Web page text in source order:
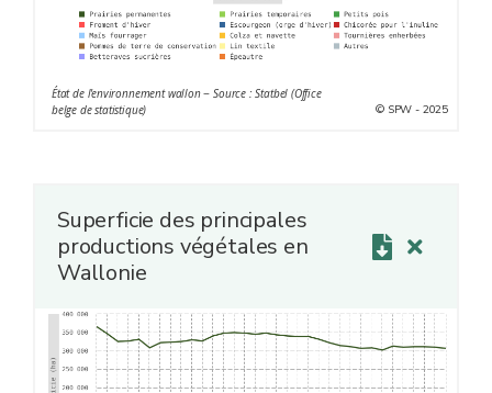
État de l'environnement wallon − Source : Statbel (Office
belge de statistique)
© SPW - 2025
Superficie des principales
productions végétales en
Wallonie